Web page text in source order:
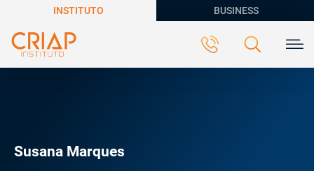
INSTITUTO BUSINESS
Susana Marques